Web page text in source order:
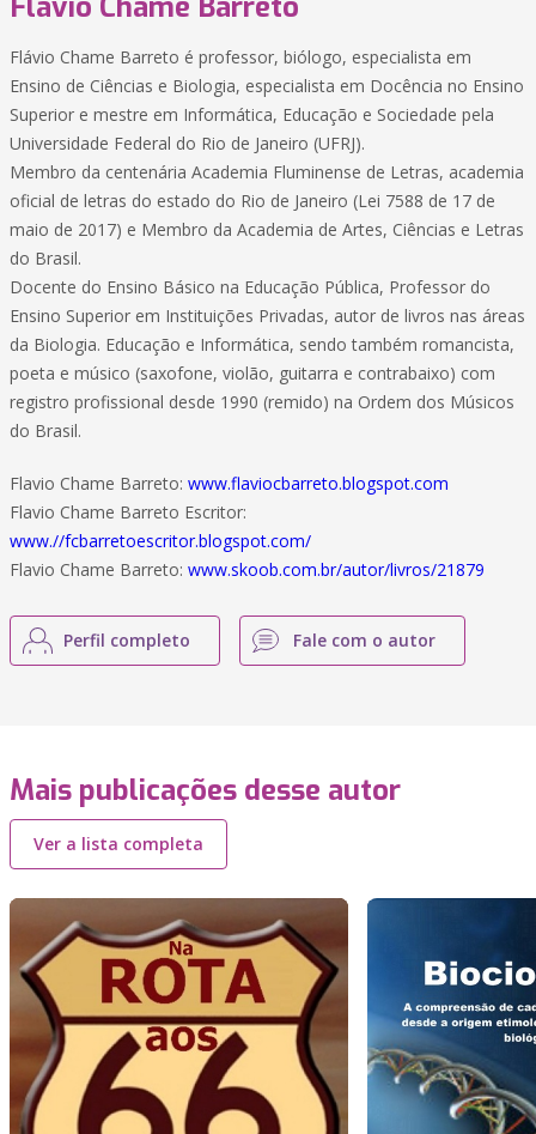
Flávio Chame Barreto é professor, biólogo, especialista em
Ensino de Ciências e Biologia, especialista em Docência no Ensino
Superior e mestre em Informática, Educação e Sociedade pela
Universidade Federal do Rio de Janeiro (UFRJ).
Membro da centenária Academia Fluminense de Letras, academia
oficial de letras do estado do Rio de Janeiro (Lei 7588 de 17 de
maio de 2017) e Membro da Academia de Artes, Ciências e Letras
do Brasil.
Docente do Ensino Básico na Educação Pública, Professor do
Ensino Superior em Instituições Privadas, autor de livros nas áreas
da Biologia. Educação e Informática, sendo também romancista,
poeta e músico (saxofone, violão, guitarra e contrabaixo) com
registro profissional desde 1990 (remido) na Ordem dos Músicos
do Brasil.
Flavio Chame Barreto: www.flaviocbarreto.blogspot.com
Flavio Chame Barreto Escritor:
www.//fcbarretoescritor.blogspot.com/
Flavio Chame Barreto: www.skoob.com.br/autor/livros/21879
Perfil completo Fale com o autor
Mais publicações desse autor
Ver a lista completa